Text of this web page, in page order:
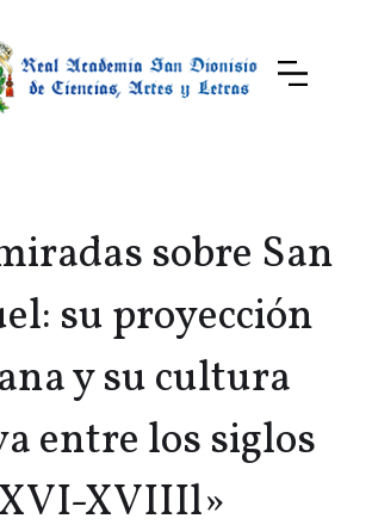
sobre San
su proyección
y su cultura
entre los siglos
XVI-XVIIIl»